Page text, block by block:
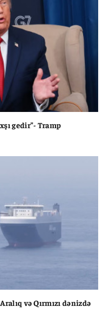
gedir”- Tramp
və Qırmızı dənizdə